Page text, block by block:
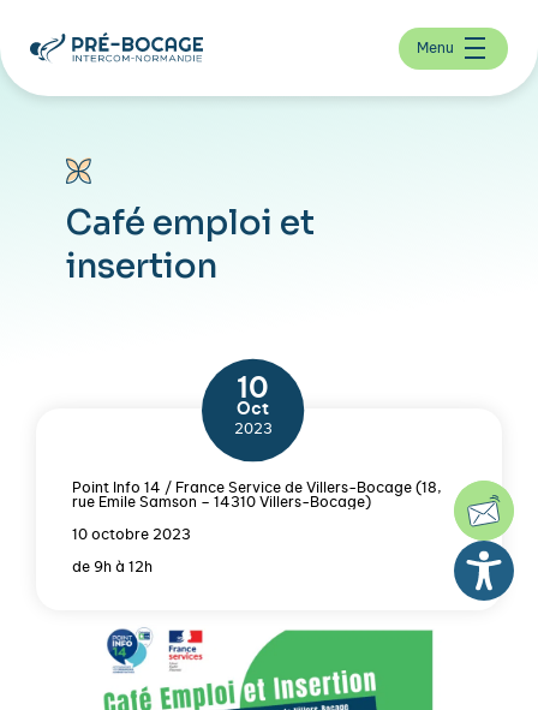
Menu
Café emploi et
insertion
10
Oct
2023
Point Info 14 / France Service de Villers-Bocage (18,
rue Emile Samson – 14310 Villers-Bocage)
10 octobre 2023
de 9h à 12h